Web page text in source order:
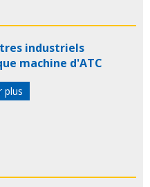
industriels
machine d'ATC
plus